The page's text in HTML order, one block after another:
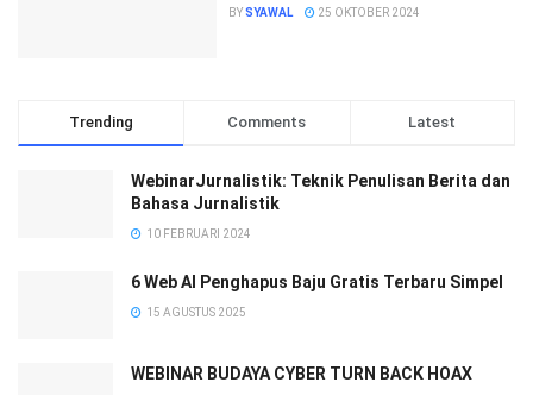
BYSYAWAL 25 OKTOBER 2024
Trending Comments Latest
WebinarJurnalistik: Teknik Penulisan Berita dan
Bahasa Jurnalistik
10 FEBRUARI 2024
6 Web AI Penghapus Baju Gratis Terbaru Simpel
15 AGUSTUS 2025
WEBINAR BUDAYA CYBER TURN BACK HOAX